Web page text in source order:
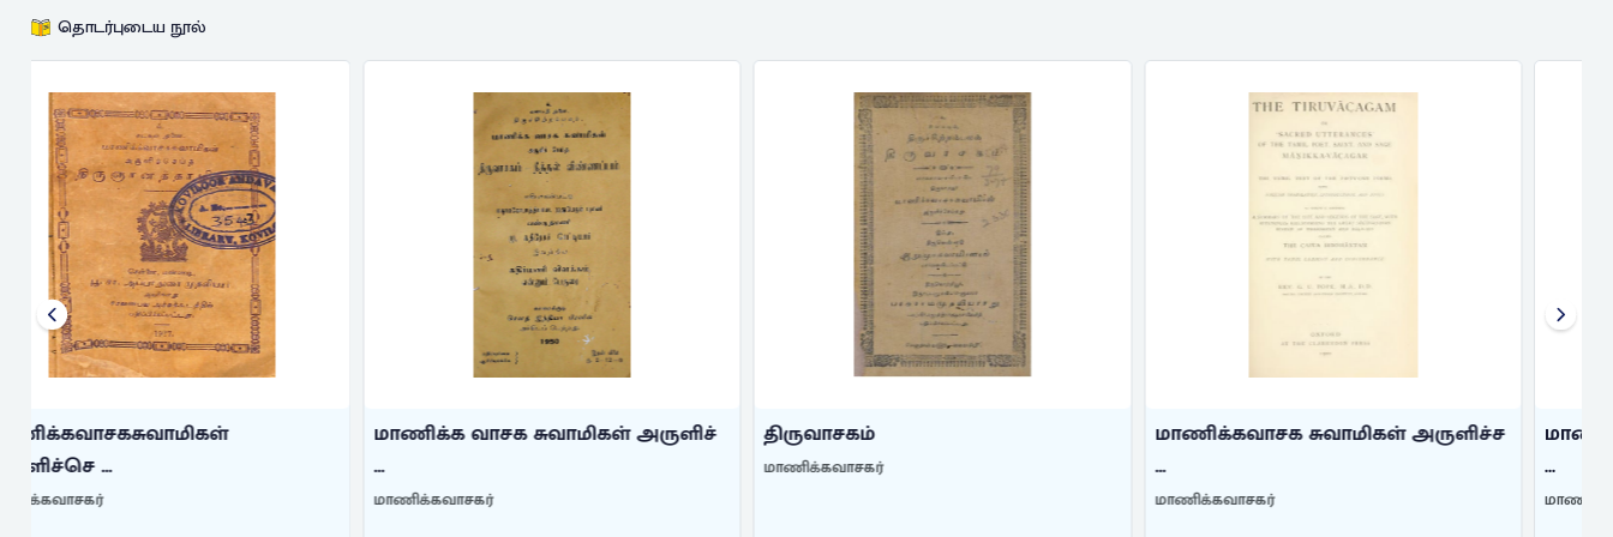
தொடர்புடைய நூல்
மாணிக்க வாசக சுவாமிகள் அருளிச்
...
மாணிக்கவாசகர்
திருவாசகம்
மாணிக்கவாசக சுவாமிகள் அருளிச்ச
...
மாணிக்கவாசக சுவாமிகள் அருளிச்ச
மாணிக்கவாசகர்